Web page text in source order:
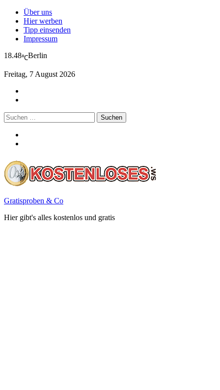
Über uns
Hier werben
Tipp einsenden
Impressum
18.48℃Berlin
Freitag, 7 August 2026
Suchen
nach:
Gratisproben & Co
Hier gibt's alles kostenlos und gratis